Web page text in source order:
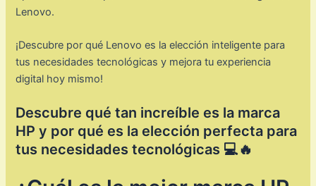
Lenovo.
¡Descubre por qué Lenovo es la elección inteligente para
tus necesidades tecnológicas y mejora tu experiencia
digital hoy mismo!
Descubre qué tan increíble es la marca
HP y por qué es la elección perfecta para
tus necesidades tecnológicas 💻🔥